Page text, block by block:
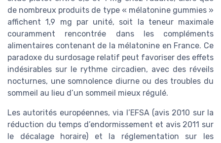
de nombreux produits de type « mélatonine gummies »
affichent 1,9 mg par unité, soit la teneur maximale
couramment rencontrée dans les compléments
alimentaires contenant de la mélatonine en France. Ce
paradoxe du surdosage relatif peut favoriser des effets
indésirables sur le rythme circadien, avec des réveils
nocturnes, une somnolence diurne ou des troubles du
sommeil au lieu d’un sommeil mieux régulé.
Les autorités européennes, via l’EFSA (avis 2010 sur la
réduction du temps d’endormissement et avis 2011 sur
le décalage horaire) et la réglementation sur les